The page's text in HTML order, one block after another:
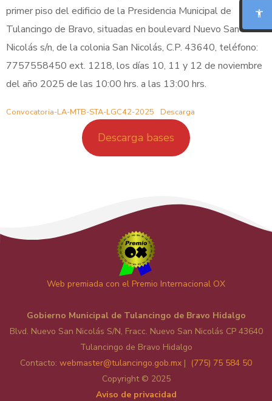
primer piso del edificio de la Presidencia Municipal de
Tulancingo de Bravo, situadas en boulevard Nuevo San
Nicolás s/n, de la colonia San Nicolás, C.P. 43640, teléfono:
7757558450 ext. 1218, los días 10, 11 y 12 de noviembre
del año 2025 de las 10:00 hrs. a las 13:00 hrs.
Convocatoria-LA-MTB-STA-LGC42-2025 Descarga
Descarga bases
Web premiada con el Premio Internacional OX
Gobierno Municipal de Tulancingo de Bravo Hidalgo
Blvd. Nuevo San Nicolás S/N, Fracc. Nuevo San Nicolás CP 43640
Tulancingo de Bravo Hidalgo
Contacto: webmaster@tulancingo.gob.mx | (775) 75 584 50
Copyright © 2025
Aviso de privacidad
BIONIC READING
REGLA DE LECTURA
RESUMIR ESTA PÁGINA